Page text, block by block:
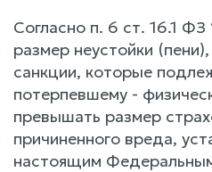
Согласно п. 6 ст. 16.1
размер неустойки
санкции, которые
потерпевшему -
превышать размер
причиненного вреда,
настоящим